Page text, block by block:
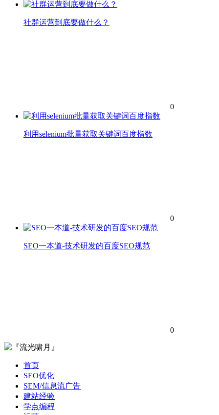
社群运营到底要做什么？
0
利用selenium批量获取关键词百度指数
0
SEO一本道-技术研发的百度SEO规范
0
首页
SEO优化
SEM/信息流广告
建站经验
学点编程